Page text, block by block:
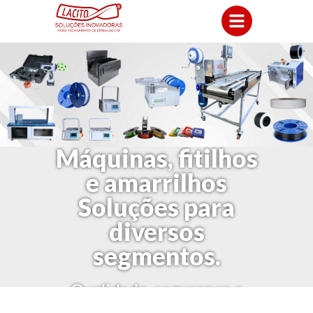
Máquinas, fitilhos
e amarrilhos
Soluções para
diversos
segmentos.
Qualidade, segurança e